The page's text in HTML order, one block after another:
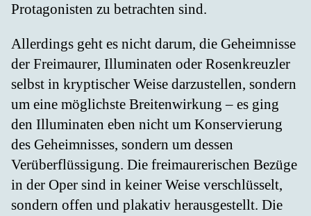
Protagonisten zu betrachten sind.
Allerdings geht es nicht darum, die Geheimnisse
der Freimaurer, Illuminaten oder Rosenkreuzler
selbst in kryptischer Weise darzustellen, sondern
um eine möglichste Breitenwirkung – es ging
den Illuminaten eben nicht um Konservierung
des Geheimnisses, sondern um dessen
Verüberflüssigung. Die freimaurerischen Bezüge
in der Oper sind in keiner Weise verschlüsselt,
sondern offen und plakativ herausgestellt. Die